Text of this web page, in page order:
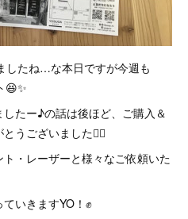
したね…な本日ですが今週も
😆✨
たー♪の話は後ほど、ご購入＆
うございました🙇‍♂️
・レーザーと様々なご依頼いた
いきますYO！✊